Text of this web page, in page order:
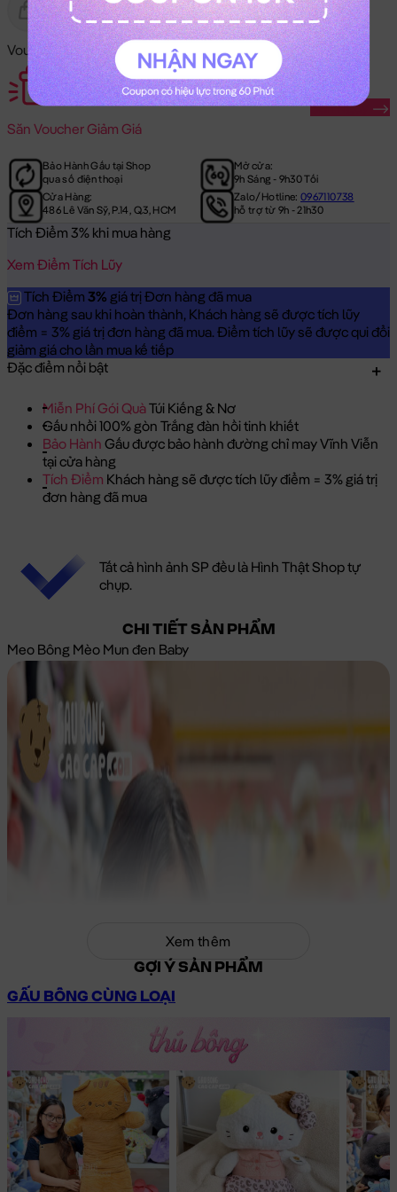
Gửi Tặng Hết Hàng
Voucher Mã Khuyến Mãi:
Săn Voucher Giảm Giá
Săn Ngay
Bảo Hành Gấu tại Shop
qua số điện thoại
Mở cửa:
9h Sáng - 9h30 Tối
Cửa Hàng:
486 Lê Văn Sỹ, P.14, Q.3, HCM
Zalo/Hotline:0967110738
hỗ trợ từ 9h - 21h30
Tích Điểm 3% khi mua hàng
Xem Điểm Tích Lũy
Tích Điểm 3% giá trị Đơn hàng đã mua
Đơn hàng sau khi hoàn thành, Khách hàng sẽ được tích lũy
điểm = 3% giá trị đơn hàng đã mua. Điểm tích lũy sẽ được qui đổi
giảm giá cho lần mua kế tiếp
Đặc điểm nổi bật
Miễn Phí Gói QuàTúi Kiếng & Nơ
Gấu nhồi 100% gòn Trắng đàn hồi tinh khiết
Bảo Hành Gấu được bảo hành đường chỉ may Vĩnh Viễn
tại cửa hàng
Tích Điểm Khách hàng sẽ được tích lũy điểm = 3% giá trị
đơn hàng đã mua
Tất cả hình ảnh SP đều là Hình Thật Shop tự
chụp.
CHI TIẾT SẢN PHẨM
Meo Bông Mèo Mun đen Baby
Xem thêm
GỢI Ý SẢN PHẨM
GẤU BÔNG CÙNG LOẠI